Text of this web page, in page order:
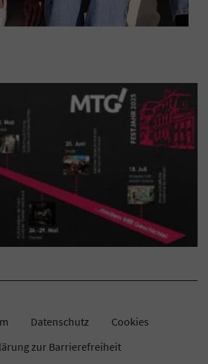
Datenschutz
Cookies
zur Barrierefreiheit